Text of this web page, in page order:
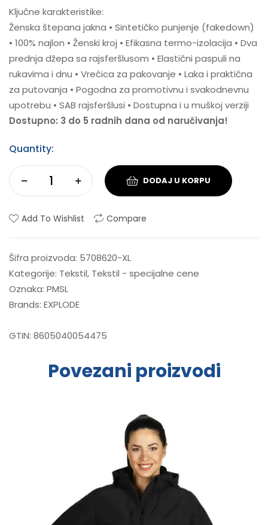
Ključne karakteristike:
Ženska štepana jakna • Sintetičko punjenje (fakedown)
• 100% najlon • Ženski kroj • Efikasna termo-izolacija • Dva
prednja džepa sa rajsferšlusom • Elastični paspuli na
rukavima i dnu • Vrećica za pakovanje • Laka i praktična
za putovanja • Pogodna za promotivnu i svakodnevnu
upotrebu • SAB rajsferšlusi • Dostupna i u muškoj verziji
Dostupno: 3 do 5 radnih dana od naručivanja!
Quantity:
DODAJ U KORPU
Add To Wishlist Compare
Šifra proizvoda: 5708620-XL
Kategorije: Tekstil, Tekstil - specijalne cene
Oznaka: PMSL
Brands: EXPLODE
GTIN: 8605040054475
Povezani proizvodi